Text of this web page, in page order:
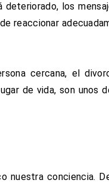
los
reaccionar
cercana, el
de vida, son unos
nuestra conciencia.